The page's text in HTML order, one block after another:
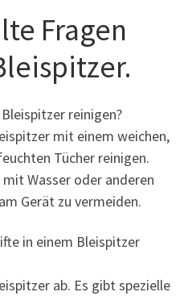
Fragen
reinigen?
mit einem weichen,
Tücher reinigen.
Wasser oder anderen
Gerät zu vermeiden.
in einem Bleispitzer
ab. Es gibt spezielle